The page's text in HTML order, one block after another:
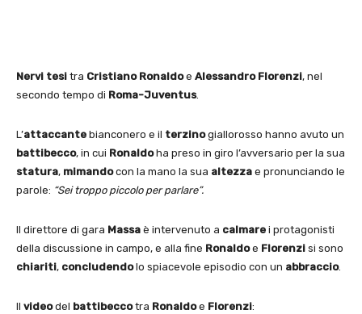
Nervi tesi tra Cristiano Ronaldoe Alessandro Florenzi, nel
secondo tempo di Roma-Juventus.
L’attaccante bianconero e il terzinogiallorosso hanno avuto un
battibecco, in cui Ronaldoha preso in giro l’avversario per la sua
statura, mimandocon la mano la sua altezza e pronunciando le
parole: “Sei troppo piccolo per parlare”.
Il direttore di gara Massa è intervenuto a calmare i protagonisti
della discussione in campo, e alla fine Ronaldoe Florenzi si sono
chiariti, concludendolo spiacevole episodio con un abbraccio.
Il videodel battibeccotra Ronaldoe Florenzi: